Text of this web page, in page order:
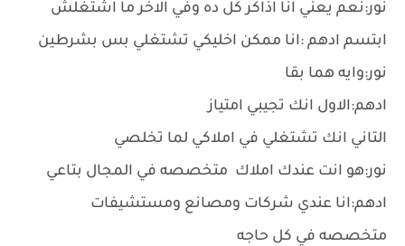
نور:نعم يعني انا اذاكر كل ده وفي الاخر ما اشتغلش
ابتسم ادهم :انا ممكن اخليكي تشتغلي بس بشرطين
نور:وايه هما بقا
ادهم:الاول انك تجيبي امتياز
التاني انك تشتغلي في املاكي لما تخلصي
نور:هو انت عندك املاك متخصصه في المجال بتاعي
ادهم:انا عندي شركات ومصانع ومستشيفات
متخصصه في كل حاجه